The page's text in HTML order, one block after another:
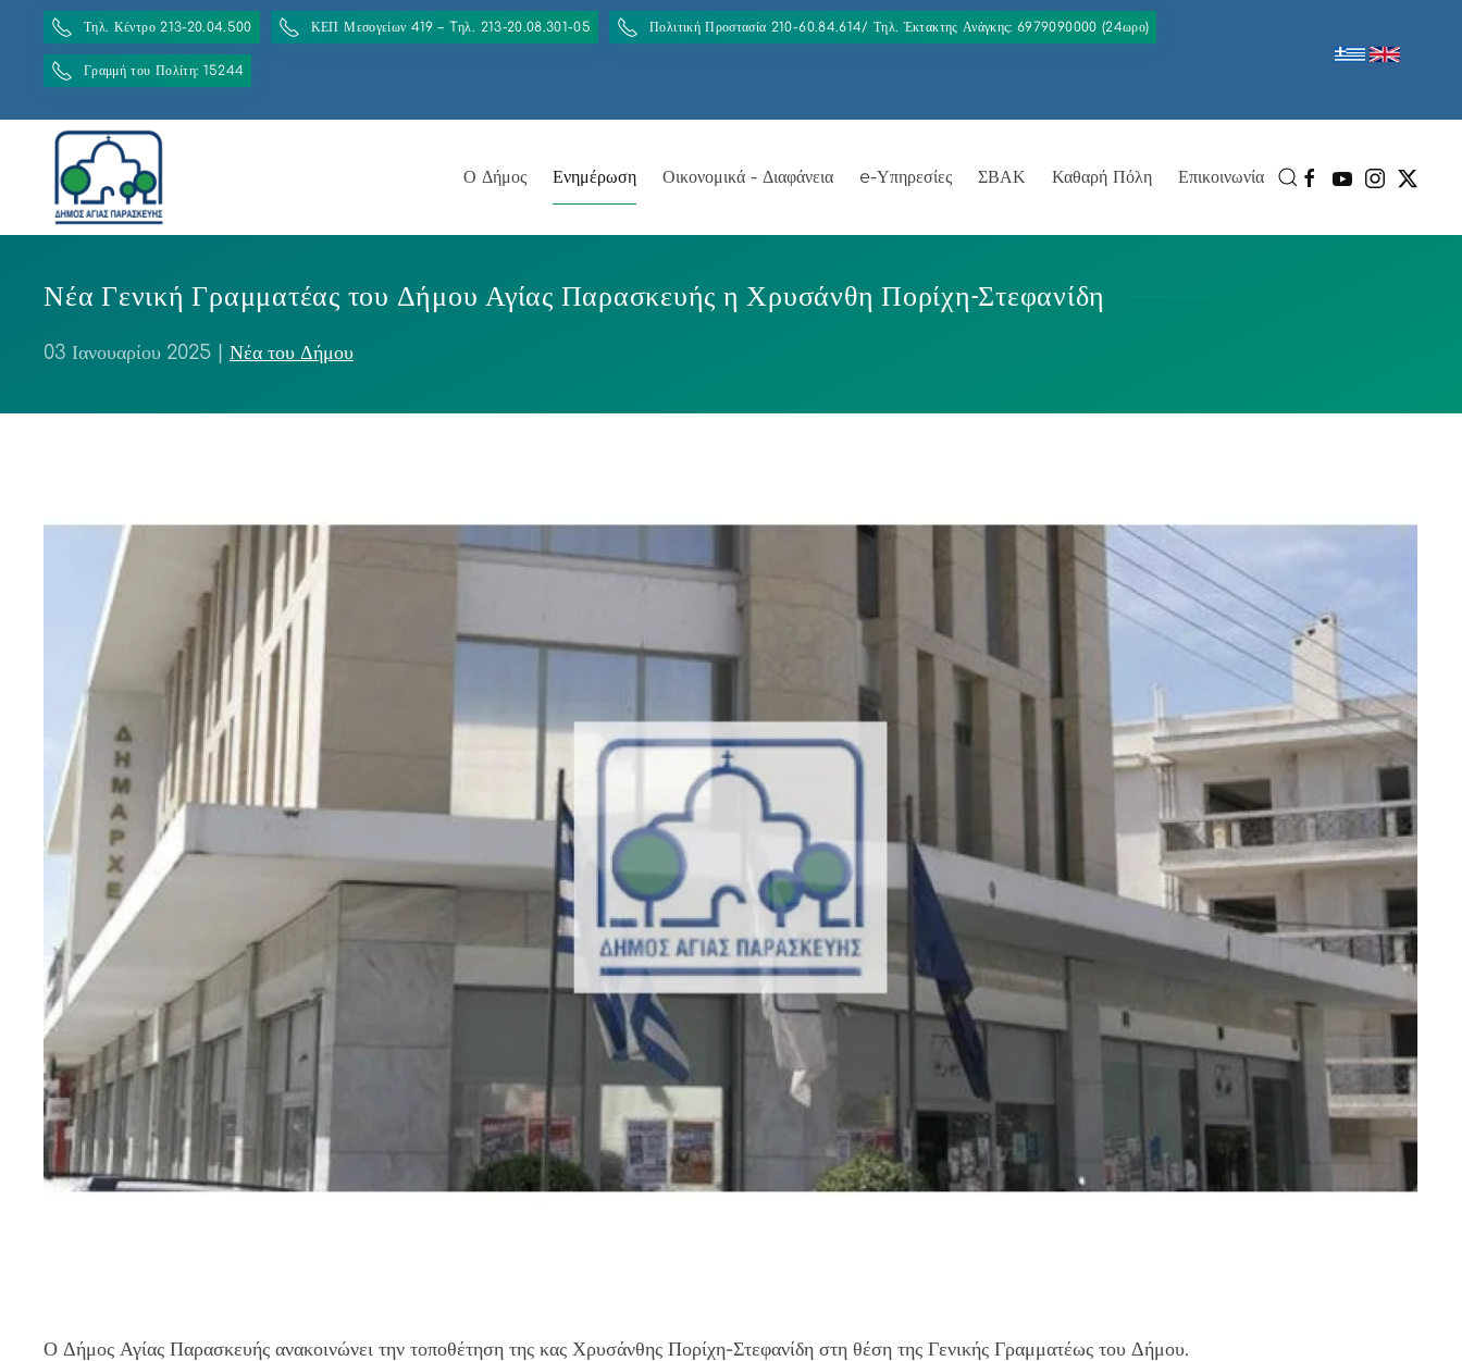
Τηλ. Κέντρο 213-20.04.500 ΚΕΠ Μεσογείων 419 – Tηλ. 213-20.08.301-05 Πολιτική Προστασία 210-60.84.614/ Τηλ. Έκτακτης Ανάγκης: 6979090000 (24ωρο)
Γραμμή του Πολίτη: 15244
Ο Δήμος Ενημέρωση Οικονομικά - Διαφάνεια e-Υπηρεσίες ΣΒΑΚ Καθαρή Πόλη Επικοινωνία
Νέα Γενική Γραμματέας του Δήμου Αγίας Παρασκευής η Χρυσάνθη Πορίχη-Στεφανίδη
03 Ιανουαρίου 2025 Νέα του Δήμου
Ο Δήμος Αγίας Παρασκευής ανακοινώνει την τοποθέτηση της κας Χρυσάνθης Πορίχη-Στεφανίδη στη θέση της Γενικής Γραμματέως του Δήμου.